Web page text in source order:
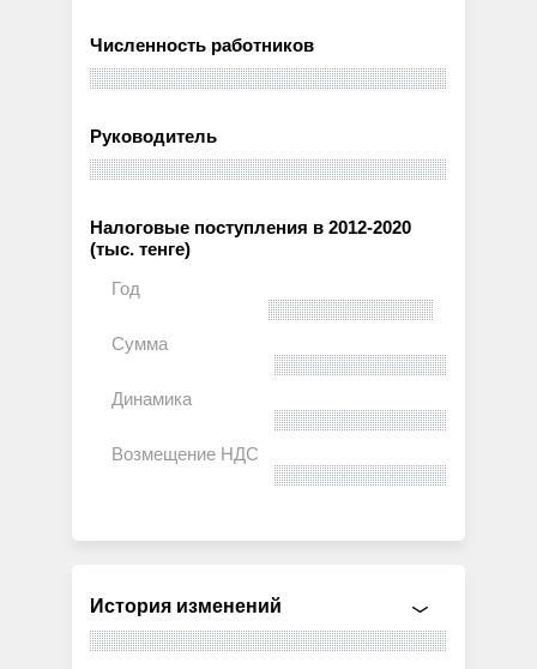
Численность работников
Руководитель
Налоговые поступления в 2012-2020
(тыс. тенге)
История изменений